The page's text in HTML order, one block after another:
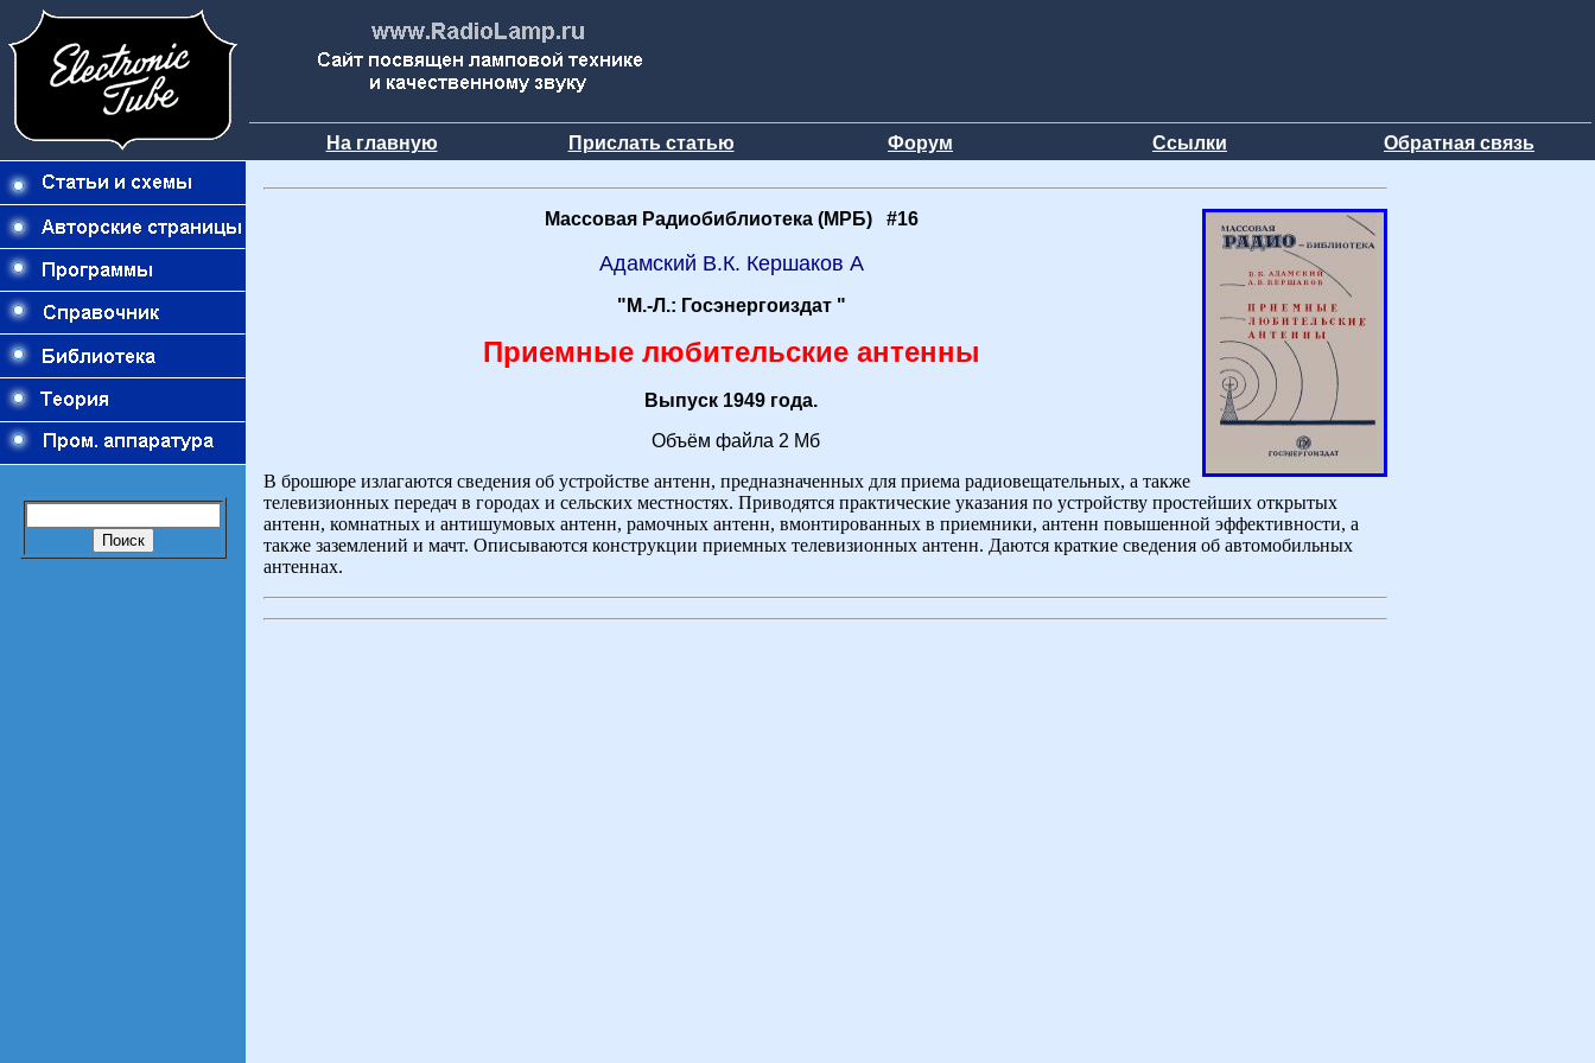
На главную Прислать статью Форум Ссылки Обратная связь
Массовая Радиобиблиотека (МРБ) #16
Адамский В.К. Кершаков А
"М.-Л.: Госэнергоиздат "
Приемные любительские антенны
Выпуск 1949 года.
Объём файла 2 Мб
В брошюре излагаются сведения об устройстве антенн, предназначенных для приема радиовещательных, а также
телевизионных передач в городах и сельских местностях. Приводятся практические указания по устройству простейших открытых
антенн, комнатных и антишумовых антенн, рамочных антенн, вмонтированных в приемники, антенн повышенной эффективности, а
также заземлений и мачт. Описываются конструкции приемных телевизионных антенн. Даются краткие сведения об автомобильных
антеннах.